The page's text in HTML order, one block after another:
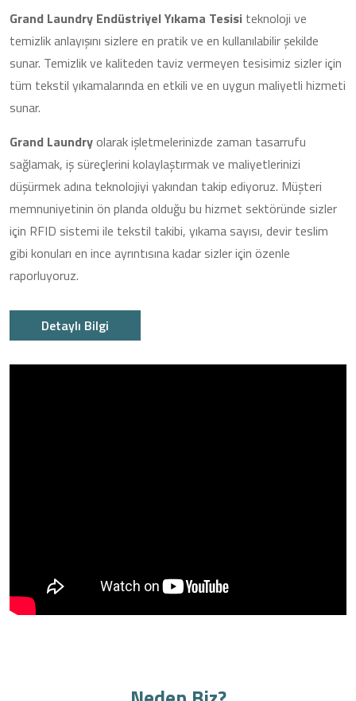
Grand Laundry Endüstriyel Yıkama Tesisi teknoloji ve
temizlik anlayışını sizlere en pratik ve en kullanılabilir şekilde
sunar. Temizlik ve kaliteden taviz vermeyen tesisimiz sizler için
tüm tekstil yıkamalarında en etkili ve en uygun maliyetli hizmeti
sunar.
Grand Laundryolarak işletmelerinizde zaman tasarrufu
sağlamak, iş süreçlerini kolaylaştırmak ve maliyetlerinizi
düşürmek adına teknolojiyi yakından takip ediyoruz. Müşteri
memnuniyetinin ön planda olduğu bu hizmet sektöründe sizler
için RFID sistemi ile tekstil takibi, yıkama sayısı, devir teslim
gibi konuları en ince ayrıntısına kadar sizler için özenle
raporluyoruz.
Detaylı Bilgi